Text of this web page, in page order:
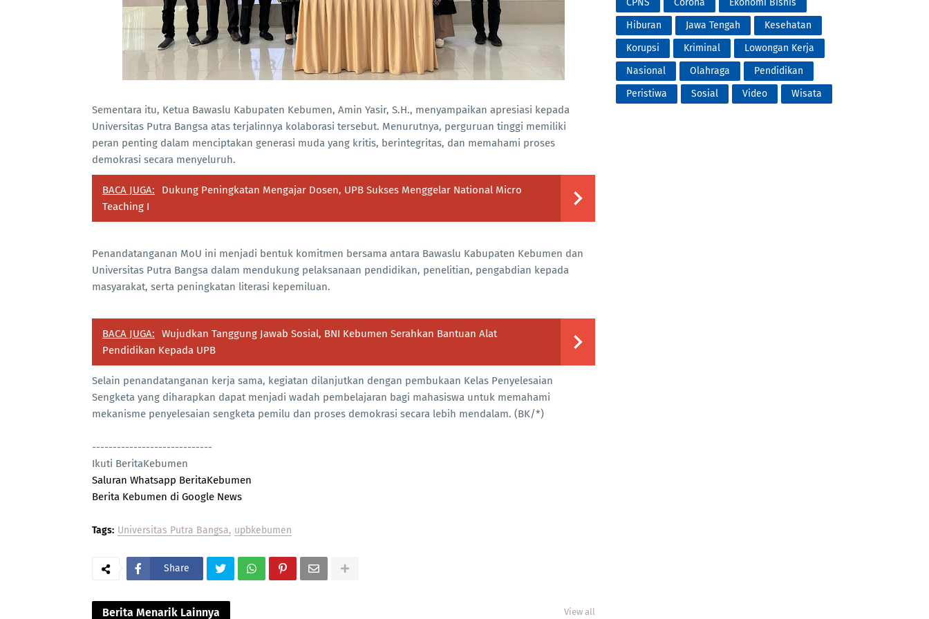
Sementara itu, Ketua Bawaslu Kabupaten Kebumen, Amin Yasir, S.H., menyampaikan apresiasi kepada
Universitas Putra Bangsa atas terjalinnya kolaborasi tersebut. Menurutnya, perguruan tinggi memiliki
peran penting dalam menciptakan generasi muda yang kritis, berintegritas, dan memahami proses
demokrasi secara menyeluruh.
BACA JUGA:
Dukung Peningkatan Mengajar Dosen, UPB Sukses Menggelar National Micro
Teaching I
Penandatanganan MoU ini menjadi bentuk komitmen bersama antara Bawaslu Kabupaten Kebumen dan
Universitas Putra Bangsa dalam mendukung pelaksanaan pendidikan, penelitian, pengabdian kepada
masyarakat, serta peningkatan literasi kepemiluan.
BACA JUGA:
Wujudkan Tanggung Jawab Sosial, BNI Kebumen Serahkan Bantuan Alat
Pendidikan Kepada UPB
Selain penandatanganan kerja sama, kegiatan dilanjutkan dengan pembukaan Kelas Penyelesaian
Sengketa yang diharapkan dapat menjadi wadah pembelajaran bagi mahasiswa untuk memahami
mekanisme penyelesaian sengketa pemilu dan proses demokrasi secara lebih mendalam. (BK/*)
-----------------------------
Ikuti BeritaKebumen
Saluran Whatsapp BeritaKebumen
Berita Kebumen di Google News
Tags: Universitas Putra Bangsa upbkebumen
Share
Berita Menarik Lainnya View all
Hiburan
Jawa Tengah
Kesehatan
Korupsi
Kriminal
Lowongan Kerja
Nasional
Olahraga
Pendidikan
Peristiwa
Sosial Video Wisata